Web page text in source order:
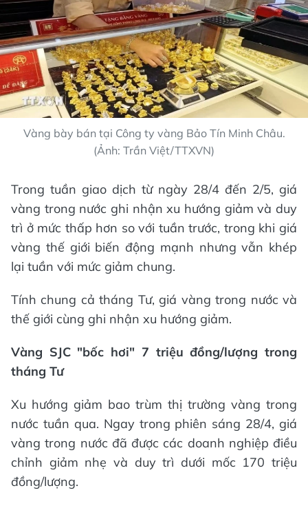
Vàng bày bán tại Công ty vàng Bảo Tín Minh Châu.
(Ảnh: Trần Việt/TTXVN)
Trong tuần giao dịch từ ngày 28/4 đến 2/5, giá
vàng trong nước ghi nhận xu hướng giảm và duy
trì ở mức thấp hơn so với tuần trước, trong khi giá
vàng thế giới biến động mạnh nhưng vẫn khép
lại tuần với mức giảm chung.
Tính chung cả tháng Tư, giá vàng trong nước và
thế giới cùng ghi nhận xu hướng giảm.
Vàng SJC "bốc hơi" 7 triệu đồng/lượng trong
tháng Tư
Xu hướng giảm bao trùm thị trường vàng trong
nước tuần qua. Ngay trong phiên sáng 28/4, giá
vàng trong nước đã được các doanh nghiệp điều
chỉnh giảm nhẹ và duy trì dưới mốc 170 triệu
đồng/lượng.